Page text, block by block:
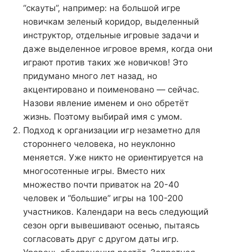
“скауты”, например: на большой игре
новичкам зеленый коридор, выделенный
инструктор, отдельные игровые задачи и
даже выделенное игровое время, когда они
играют против таких же новичков! Это
придумано много лет назад, но
акцентировано и поименовано — сейчас.
Назови явление именем и оно обретёт
жизнь. Поэтому выбирай имя с умом.
Подход к организации игр незаметно для
стороннего человека, но неуклонно
меняется. Уже никто не ориентируется на
многосотенные игры. Вместо них
множество почти приваток на 20-40
человек и “большие” игры на 100-200
участников. Календари на весь следующий
сезон орги вывешивают осенью, пытаясь
согласовать друг с другом даты игр.